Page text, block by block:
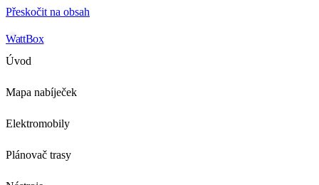
Přeskočit na obsah
WattBox
Úvod
Mapa nabíječek
Elektromobily
Plánovač trasy